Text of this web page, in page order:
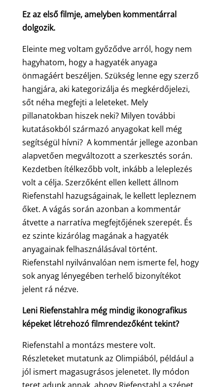
Ez az első filmje, amelyben kommentárral
dolgozik.
Eleinte meg voltam győződve arról, hogy nem
hagyhatom, hogy a hagyaték anyaga
önmagáért beszéljen. Szükség lenne egy szerző
hangjára, aki kategorizálja és megkérdőjelezi,
sőt néha megfejti a leleteket. Mely
pillanatokban hiszek neki? Milyen további
kutatásokból származó anyagokat kell még
segítségül hívni? A kommentár jellege azonban
alapvetően megváltozott a szerkesztés során.
Kezdetben ítélkezőbb volt, inkább a leleplezés
volt a célja. Szerzőként ellen kellett állnom
Riefenstahl hazugságainak, le kellett lepleznem
őket. A vágás során azonban a kommentár
átvette a narratíva megfejtőjének szerepét. És
ez szinte kizárólag magának a hagyaték
anyagainak felhasználásával történt.
Riefenstahl nyilvánvalóan nem ismerte fel, hogy
sok anyag lényegében terhelő bizonyítékot
jelent rá nézve.
Leni Riefenstahlra még mindig ikonografikus
képeket létrehozó filmrendezőként tekint?
Riefenstahl a montázs mestere volt.
Részleteket mutatunk az Olimpiából, például a
jól ismert magasugrásos jelenetet. Ily módon